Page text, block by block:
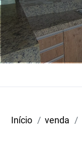
Início venda